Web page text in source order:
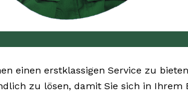
einen erstklassigen Service zu
zu lösen, damit Sie sich in Ihrem